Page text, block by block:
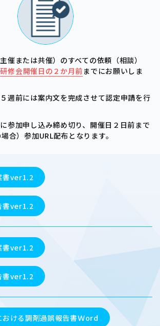
催または共催）のすべての依頼（相談）
研修会開催日の２か月前までにお願いしま
週前には案内文を完成させて認定申請を行
参加申し込み締め切り、開催日２日前まで
合）参加URL配布となります。
書ver1.2
書ver1.2
書ver1.2
書ver1.2
おける調剤過誤報告書Ｗord